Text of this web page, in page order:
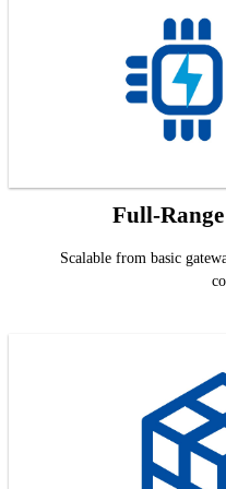
Full-
Scalable from basic